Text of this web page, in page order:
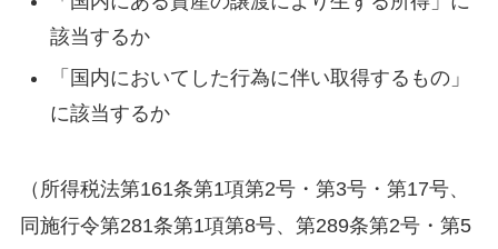
該当するか
「国内においてした行為に伴い取得するもの」
に該当するか
（所得税法第161条第1項第2号・第3号・第17号、
同施行令第281条第1項第8号、第289条第2号・第5